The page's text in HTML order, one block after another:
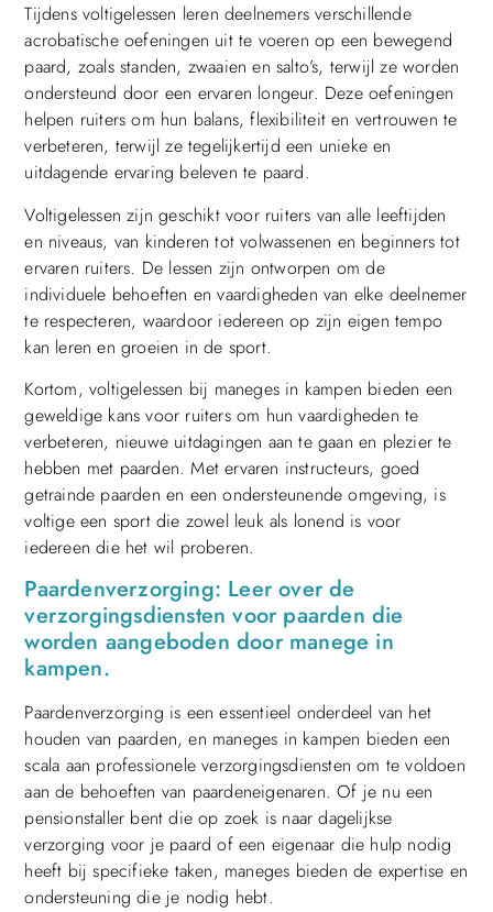
Tijdens voltigelessen leren deelnemers verschillende
acrobatische oefeningen uit te voeren op een bewegend
paard, zoals standen, zwaaien en salto’s, terwijl ze worden
ondersteund door een ervaren longeur. Deze oefeningen
helpen ruiters om hun balans, flexibiliteit en vertrouwen te
verbeteren, terwijl ze tegelijkertijd een unieke en
uitdagende ervaring beleven te paard.
Voltigelessen zijn geschikt voor ruiters van alle leeftijden
en niveaus, van kinderen tot volwassenen en beginners tot
ervaren ruiters. De lessen zijn ontworpen om de
individuele behoeften en vaardigheden van elke deelnemer
te respecteren, waardoor iedereen op zijn eigen tempo
kan leren en groeien in de sport.
Kortom, voltigelessen bij maneges in kampen bieden een
geweldige kans voor ruiters om hun vaardigheden te
verbeteren, nieuwe uitdagingen aan te gaan en plezier te
hebben met paarden. Met ervaren instructeurs, goed
getrainde paarden en een ondersteunende omgeving, is
voltige een sport die zowel leuk als lonend is voor
iedereen die het wil proberen.
Paardenverzorging: Leer over de
verzorgingsdiensten voor paarden die
worden aangeboden door manege in
kampen.
Paardenverzorging is een essentieel onderdeel van het
houden van paarden, en maneges in kampen bieden een
scala aan professionele verzorgingsdiensten om te voldoen
aan de behoeften van paardeneigenaren. Of je nu een
pensionstaller bent die op zoek is naar dagelijkse
verzorging voor je paard of een eigenaar die hulp nodig
heeft bij specifieke taken, maneges bieden de expertise en
ondersteuning die je nodig hebt.